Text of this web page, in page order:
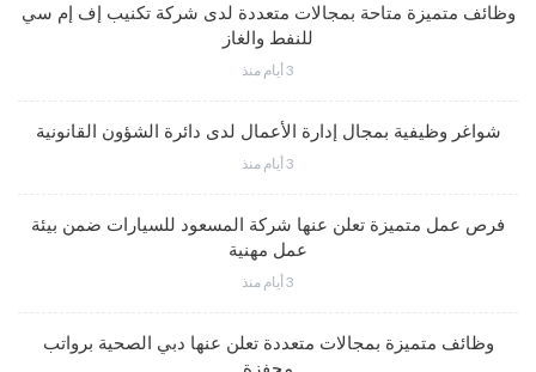
وظائف متميزة متاحة بمجالات متعددة لدى شركة تكنيب إف إم سي
للنفط والغاز
3 أيام منذ
شواغر وظيفية بمجال إدارة الأعمال لدى دائرة الشؤون القانونية
3 أيام منذ
فرص عمل متميزة تعلن عنها شركة المسعود للسيارات ضمن بيئة
عمل مهنية
3 أيام منذ
وظائف متميزة بمجالات متعددة تعلن عنها دبي الصحية برواتب